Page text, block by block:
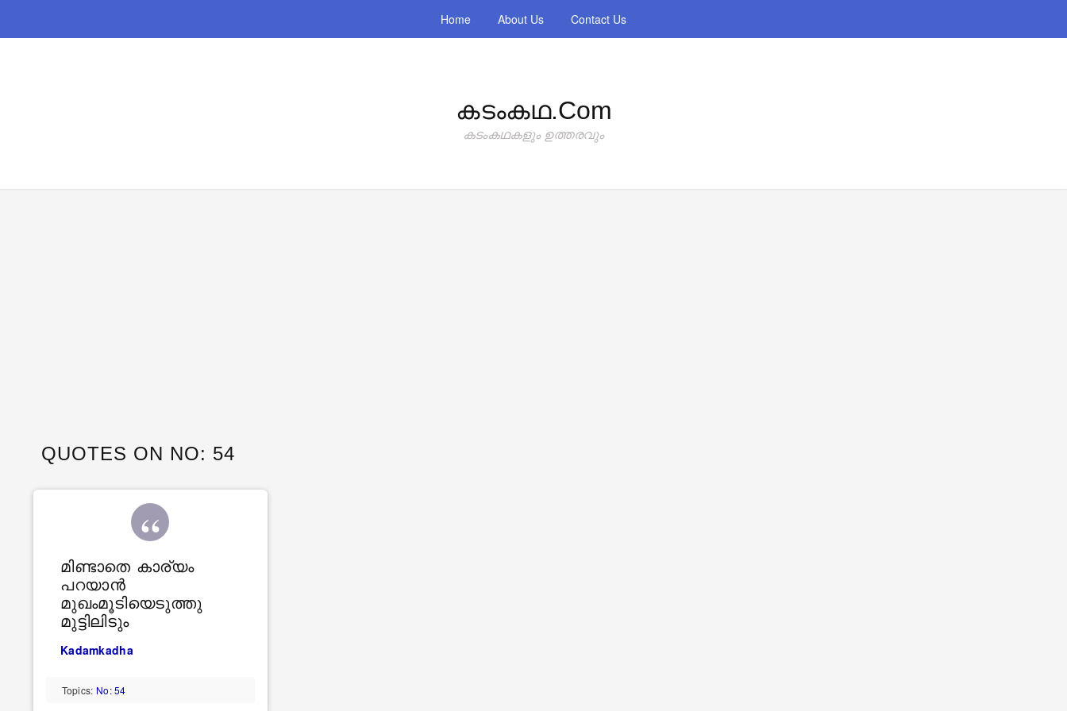
Home About Us Contact Us
കടംകഥ.com
കടംകഥകളും ഉത്തരവും
QUOTES ON NO: 54
മിണ്ടാതെ കാര്യം
പറയാൻ
മുഖംമൂടിയെടുത്തു
മുട്ടിലിടും
Kadamkadha
Topics: No: 54